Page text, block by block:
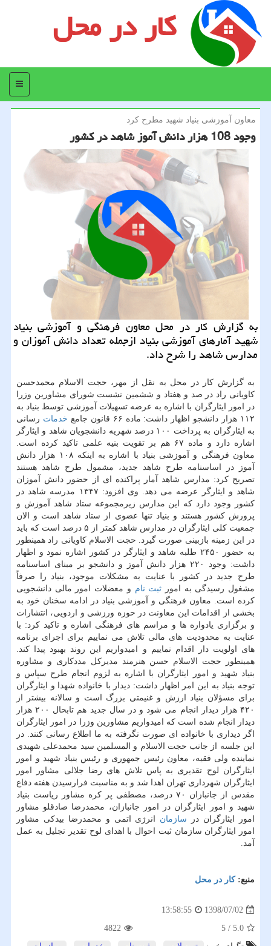
کار در محل
منو
معاون آموزشی بنیاد شهید مطرح كرد
وجود 108 هزار دانش آموز شاهد در كشور
به گزارش كار در محل معاون فرهنگی و آموزشی بنیاد
شهید آمارهای آموزشی بنیاد ازجمله تعداد دانش آموزان و
مدارس شاهد را شرح داد.
به گزارش كار در محل به نقل از مهر، حجت الاسلام محمدحسن
كاویانی راد در صد و هفتاد و ششمین نشست شورای مشاورین وزرا
در امور ایثارگران با اشاره به عرضه تسهیلات آموزشی توسط بنیاد به
۱۱۲ هزار دانشجو اظهار داشت: ماده ۶۶ قانون جامع
خدمات رسانی
به ایثارگران به پرداخت ۱۰۰ درصد شهریه دانشجویان شاهد و ایثارگر
اشاره دارد و ماده ۶۷ هم بر تقویت بنیه علمی تاكید كرده است.
معاون فرهنگی و آموزشی بنیاد با اشاره به اینكه ۱۰۸ هزار دانش
آموز در اساسنامه طرح شاهد جدید، مشمول طرح شاهد هستند
تصریح كرد: مدارس شاهد آمار پراكنده ای از حضور دانش آموزان
شاهد و ایثارگر عرضه می دهد. وی افزود: ۱۳۴۷ مدرسه شاهد در
كشور وجود دارد كه این مدارس زیرمجموعه ستاد شاهد آموزش و
پرورش كشور هستند و بنیاد تنها عضوی از ستاد شاهد است و الان
جمعیت كلی ایثارگران در مدارس شاهد كمتر از ۵ درصد است كه باید
در این زمینه بازبینی صورت گیرد. حجت الاسلام كاویانی راد همینطور
به حضور ۲۴۵۰ طلبه شاهد و ایثارگر در كشور اشاره نمود و اظهار
داشت: وجود ۲۲۰ هزار دانش آموز و دانشجو بر مبنای اساسنامه
طرح جدید در كشور با عنایت به مشكلات موجود، بنیاد را صرفاً
مشغول رسیدگی به امور ثبت نام و معضلات امور مالی دانشجویی
كرده است. معاون فرهنگی و آموزشی بنیاد در ادامه سخنان خود به
بخشی از اقدامات این معاونت در حوزه ورزشی و اردویی، انتشارات
و برگزاری یادواره ها و مراسم های فرهنگی اشاره و تاكید كرد: با
عنایت به محدودیت های مالی تلاش می نماییم برای اجرای برنامه
های اولویت دار اقدام نماییم و امیدواریم این روند بهبود پیدا كند.
همینطور حجت الاسلام حسن هنرمند مدیركل مددكاری و مشاوره
بنیاد شهید و امور ایثارگران با اشاره به لزوم انجام طرح سپاس و
توجه بنیاد به این امر اظهار داشت: دیدار با خانواده شهدا و ایثارگران
برای مسؤلان بنیاد ارزش و غنیمتی بزرگ است و سالانه بیشتر از
۴۲۰ هزار دیدار انجام می شود و در سال جدید هم تابحال ۲۰۰ هزار
دیدار انجام شده است كه امیدواریم مشاورین وزرا در امور ایثارگران
اگر دیداری با خانواده ای صورت نگرفته به ما اطلاع رسانی كنند. در
این جلسه از جانب حجت الاسلام و المسلمین سید محمدعلی شهیدی
نماینده ولی فقیه، معاون رئیس جمهوری و رئیس بنیاد شهید و امور
ایثارگران لوح تقدیری به پاس تلاش های رضا جلالی مشاور امور
ایثارگران شهرداری تهران اهدا شد و به مناسبت فرارسیدن هفته دفاع
مقدس از جانبازان ۷۰ درصد، مصطفی پر كره مشاور ریاست بنیاد
شهید و امور ایثارگران در امور جانبازان، محمدرضا صادقلو مشاور
امور ایثارگران در سازمان انرژی اتمی و محمدرضا بیدكی مشاور
امور ایثارگران سازمان ثبت احوال با اهدای لوح تقدیر تجلیل به عمل
آمد.
منبع:كار در محل
1398/07/02
13:58:55
5.0
/
5
4822